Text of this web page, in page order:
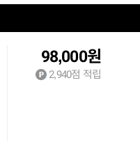
98,000원
2,940점 적립